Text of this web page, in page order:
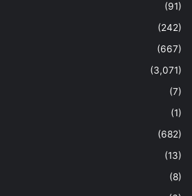
(91)
(242)
(667)
(3,071)
(7)
(1)
(682)
(13)
(8)